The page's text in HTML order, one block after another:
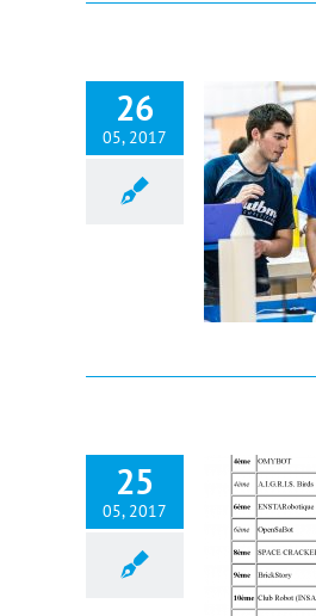
26
05, 2017
25
05, 2017